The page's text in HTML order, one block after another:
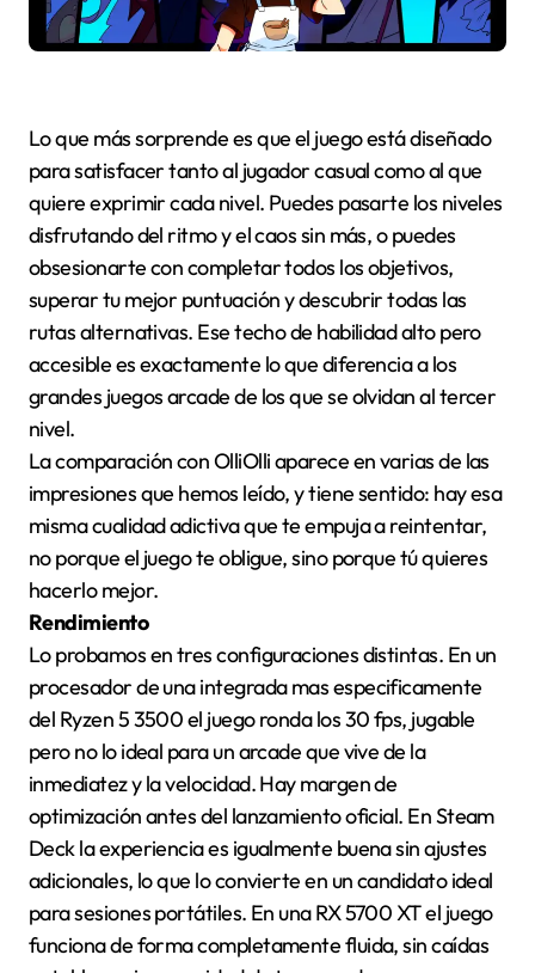
Lo que más sorprende es que el juego está diseñado
para satisfacer tanto al jugador casual como al que
quiere exprimir cada nivel. Puedes pasarte los niveles
disfrutando del ritmo y el caos sin más, o puedes
obsesionarte con completar todos los objetivos,
superar tu mejor puntuación y descubrir todas las
rutas alternativas. Ese techo de habilidad alto pero
accesible es exactamente lo que diferencia a los
grandes juegos arcade de los que se olvidan al tercer
nivel.
La comparación con OlliOlli aparece en varias de las
impresiones que hemos leído, y tiene sentido: hay esa
misma cualidad adictiva que te empuja a reintentar,
no porque el juego te obligue, sino porque tú quieres
hacerlo mejor.
Rendimiento
Lo probamos en tres configuraciones distintas. En un
procesador de una integrada mas especificamente
del Ryzen 5 3500 el juego ronda los 30 fps, jugable
pero no lo ideal para un arcade que vive de la
inmediatez y la velocidad. Hay margen de
optimización antes del lanzamiento oficial. En Steam
Deck la experiencia es igualmente buena sin ajustes
adicionales, lo que lo convierte en un candidato ideal
para sesiones portátiles. En una RX 5700 XT el juego
funciona de forma completamente fluida, sin caídas